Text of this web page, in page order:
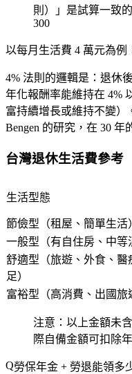
則）」是試算一致
300
以每月生活費 4 萬元為例
4% 法則的邏輯是：退休
年化報酬率能維持在 4%
富持續增長或維持不變）
Bengen 的研究，在 30 年
台灣退休生活費參考
生活型態
節儉型（租屋、簡單生活
一般型（有自住房、中等
舒適型（旅遊、外食、醫
足）
富裕型（高消費、出國旅
注意：以上金額未
際自備金額可扣除
勞保年金 + 勞退能領多